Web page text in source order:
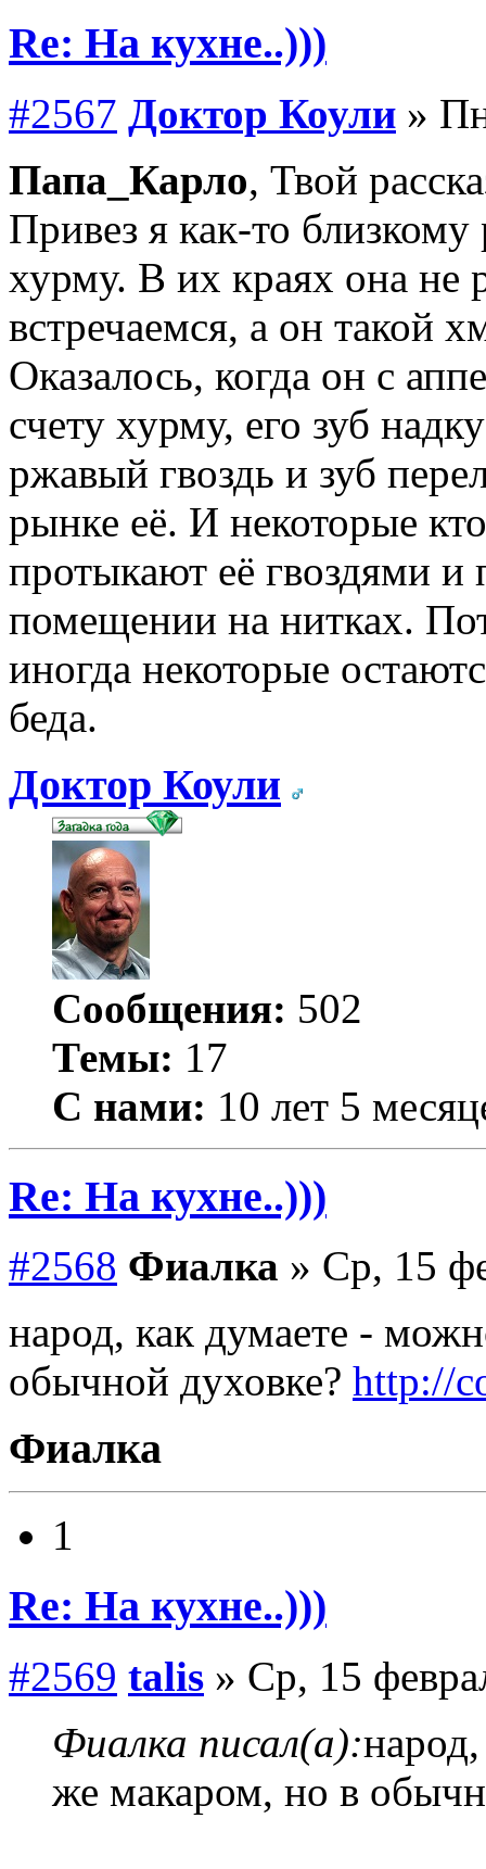
Re: На кухне..)))
#2567 Доктор Коули »
Папа_Карло, Твой
Привез я как-то
хурму. В их краях она не
встречаемся, а он такой
Оказалось, когда он с
счету хурму, его зуб
ржавый гвоздь и зуб
рынке её. И некоторые
протыкают её гвоздями
помещении на нитках.
иногда некоторые
беда.
Доктор Коули
Сообщения: 502
Темы: 17
С нами: 10 лет 5
Re: На кухне..)))
#2568 Фиалка » Ср, 15
народ, как думаете -
обычной духовке? http://
Фиалка
1
Re: На кухне..)))
#2569 talis » Ср, 15
Фиалка писал(а):
же макаром, но в